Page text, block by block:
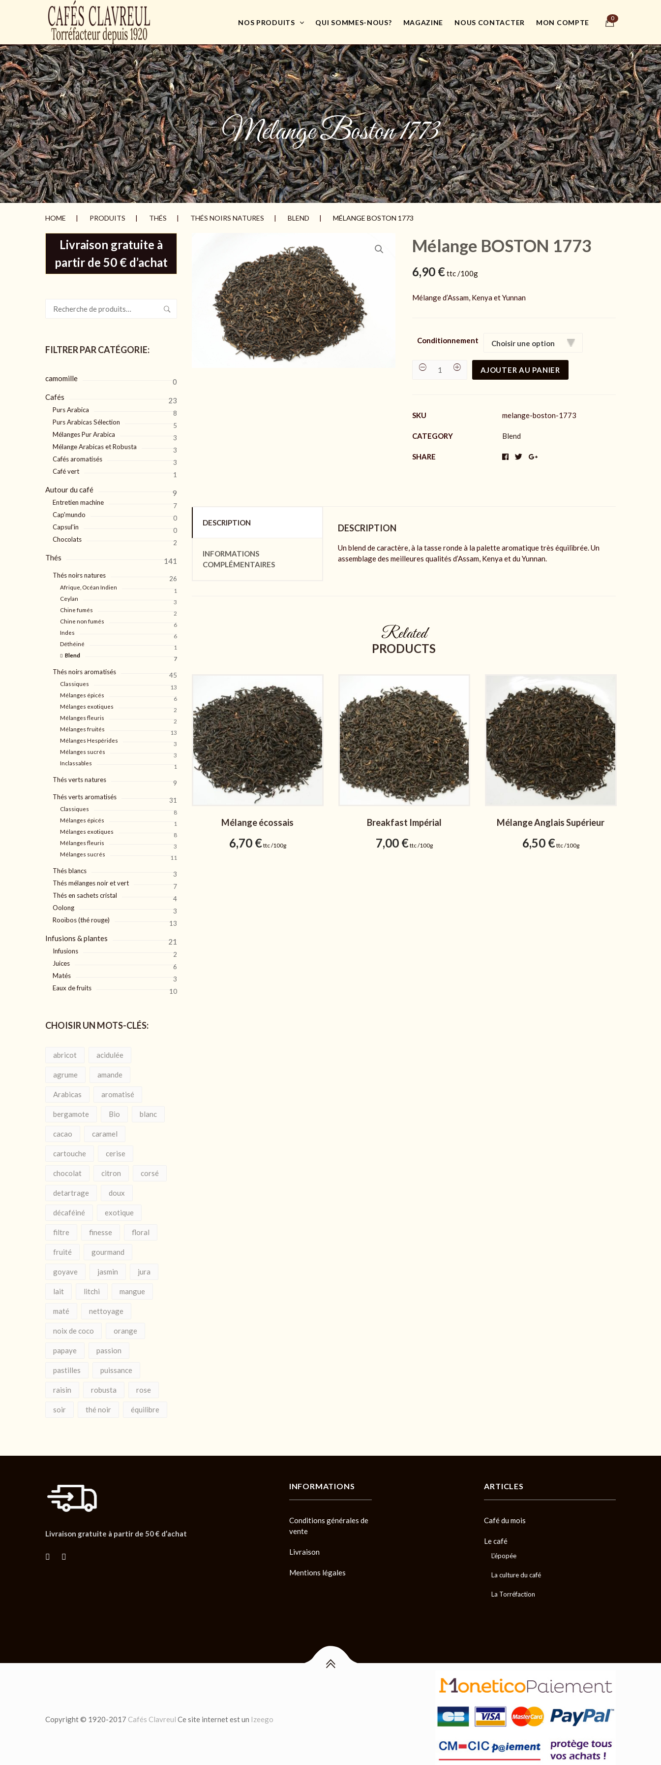
NOS PRODUITS QUI SOMMES-NOUS? MAGAZINE NOUS CONTACTER MON COMPTE
Mélange Boston 1773
HOME PRODUITS THÉS THÉS NOIRS NATURES BLEND MÉLANGE BOSTON 1773
Livraison gratuite à
partir de 50 € d’achat
pour :
FILTRER PAR CATÉGORIE:
camomille
0
Cafés
23
Purs Arabica
8
Purs Arabicas Sélection
5
Mélanges Pur Arabica
3
Mélange Arabicas et Robusta
3
Cafés aromatisés
3
Café vert
1
Autour du café 9
Entretien machine
7
Cap'mundo
0
Capsul'in
0
Chocolats
2
Thés 141
Thés noirs natures 26
Afrique, Océan Indien
1
Ceylan
3
Chine fumés
2
Chine non fumés
6
Indes
6
Déthéiné
1
Blend
7
Thés noirs aromatisés 45
Classiques
13
Mélanges épicés
6
Mélanges exotiques
2
Mélanges fleuris
2
Mélanges fruités
13
Mélanges Hespérides
3
Mélanges sucrés
3
Inclassables
1
Thés verts natures
9
Thés verts aromatisés
31
Classiques
8
Mélanges épicés
1
Mélanges exotiques
8
Mélanges fleuris
3
Mélanges sucrés
11
Thés blancs
3
Thés mélanges noir et vert
7
Thés en sachets cristal
4
Oolong
3
Rooïbos (thé rouge)
13
Infusions & plantes 21
Infusions
2
Juices
6
Matés
3
Eaux de fruits
10
CHOISIR UN MOTS-CLÉS:
abricot acidulée
agrume amande
Arabicas aromatisé
bergamote Bio blanc
cacao caramel
cartouche cerise
chocolat citron corsé
detartrage doux
décaféiné exotique
filtre finesse floral
fruité gourmand
goyave jasmin jura
lait litchi mangue
maté nettoyage
noix de coco orange
papaye passion
pastilles puissance
raisin robusta rose
soir thé noir équilibre
Mélange BOSTON 1773
6,90 €ttc /100g
Mélange d’Assam, Kenya et Yunnan
Conditionnement
Mélange
AJOUTER AU PANIER
SKU melange-boston-1773
CATEGORY Blend
SHARE
DESCRIPTION
INFORMATIONS
COMPLÉMENTAIRES
DESCRIPTION
Un blend de caractère, à la tasse ronde à la palette aromatique très équilibrée. Un
assemblage des meilleures qualités d’Assam, Kenya et du Yunnan.
Related
PRODUCTS
Mélange écossais
6,70 €ttc /100g
Breakfast Impérial
7,00 €ttc /100g
Mélange Anglais Supérieur
6,50 €ttc /100g
Livraison gratuite à partir de 50 € d’achat
INFORMATIONS
Conditions générales de
vente
Livraison
Mentions légales
ARTICLES
Café du mois
Le café
L'épopée
La culture du café
La Torréfaction
Copyright © 1920-2017 Cafés Clavreul Ce site internet est un Izeego